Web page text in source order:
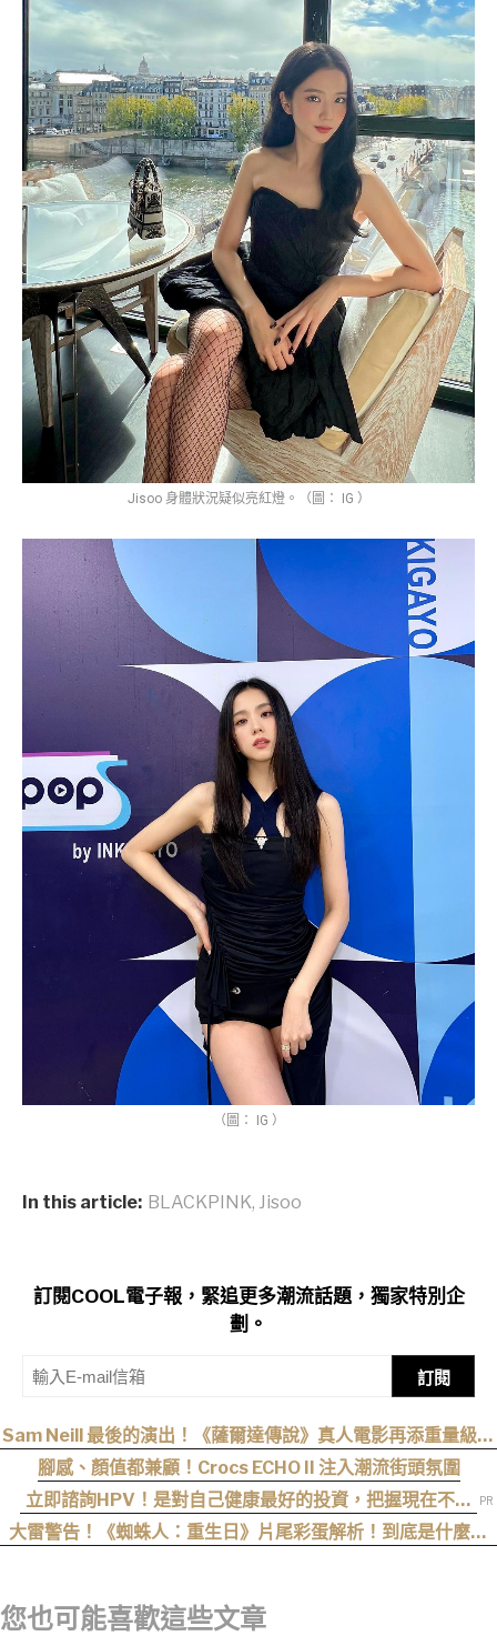
Jisoo 身體狀況疑似亮紅燈。（圖： IG ）
（圖： IG ）
In this article: BLACKPINK, Jisoo
訂閱COOL電子報，緊追更多潮流話題，獨家特別企
劃。
訂閱
Sam Neill 最後的演出！《薩爾達傳說》真人電影再添重量級卡
司
腳感、顏值都兼顧！Crocs ECHO II 注入潮流街頭氛圍
立即諮詢HPV！是對自己健康最好的投資，把握現在不嫌
晚！
大雷警告！《蜘蛛人：重生日》片尾彩蛋解析！到底是什麼意
您也可能喜歡這些文章